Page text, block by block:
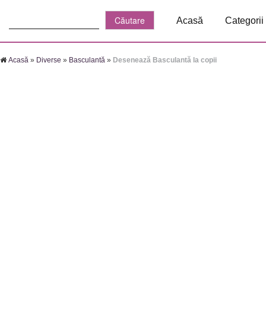
Acasă Categorii
Acasă » Diverse » Basculantă » Desenează Basculantă la copii